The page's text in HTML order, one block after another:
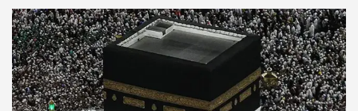
Yağışı Uyarısı!
Peki Okullar Tatil
mi?